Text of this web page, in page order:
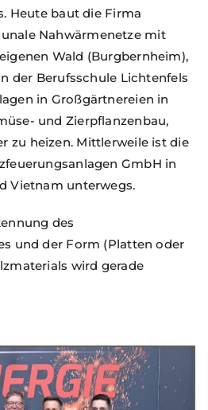
Heute baut die Firma
Nahwärmenetze mit
Wald (Burgbernheim),
der Berufsschule Lichtenfels
in Großgärtnereien in
und Zierpflanzenbau,
zu heizen. Mittlerweile ist die
GmbH in
Vietnam unterwegs.
des
und der Form (Platten oder
wird gerade